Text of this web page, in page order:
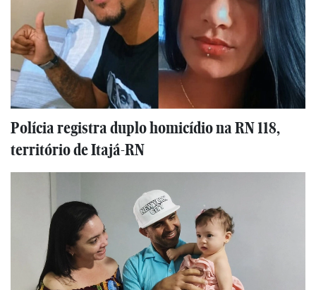
Polícia registra duplo homicídio na RN 118,
território de Itajá-RN